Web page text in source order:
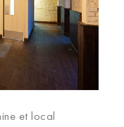
et local